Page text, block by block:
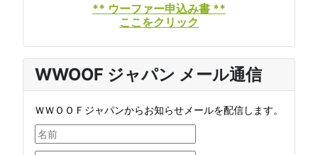
** ウーファー申込み書 **
ここをクリック
WWOOF ジャパン メール通信
ＷＷＯＯＦジャパンからお知らせメールを配信します。